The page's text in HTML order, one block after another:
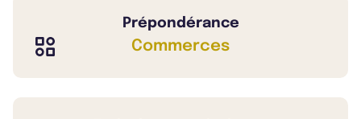
Prépondérance
Commerces